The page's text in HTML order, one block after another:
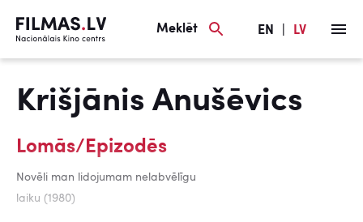
Meklēt EN LV
Krišjānis Anušēvics
Lomās/Epizodēs
Novēli man lidojumam nelabvēlīgu
laiku (1980)